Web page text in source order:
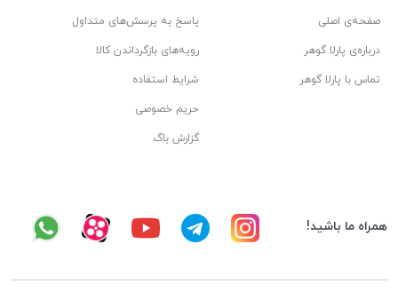
صفحه‌ی اصلی
درباره‌ی پارلا گوهر
تماس با پارلا گوهر
پاسخ به پرسش‌های متداول
رویه‌های بازگرداندن کالا
شرایط استفاده
حریم خصوصی
گزارش باگ
همراه ما باشید!